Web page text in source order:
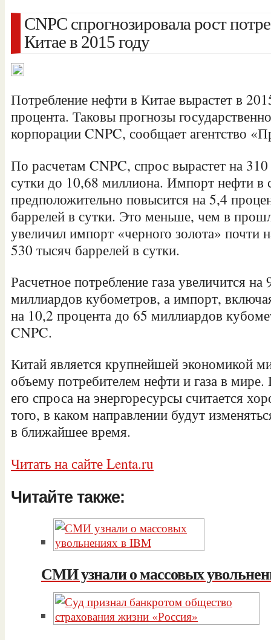
CNPC спрогнозировала рост
Китае в 2015 году
Потребление нефти в Китае вырастет в
процента. Таковы прогнозы
корпорации CNPC, сообщает агентство
По расчетам CNPC, спрос вырастет на
сутки до 10,68 миллиона. Импорт нефти в
предположительно повысится на 5,4
баррелей в сутки. Это меньше, чем в
увеличил импорт «черного золота» почти
530 тысяч баррелей в сутки.
Расчетное потребление газа увеличится
миллиардов кубометров, а импорт,
на 10,2 процента до 65 миллиардов
CNPC.
Китай является крупнейшей экономикой
объему потребителем нефти и газа в мире.
его спроса на энергоресурсы считается
того, в каком направлении будут
в ближайшее время.
Читать на сайте Lenta.ru
Читайте также:
СМИ узнали о массовых